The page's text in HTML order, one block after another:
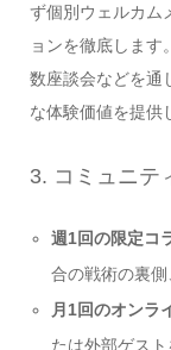
ず個別ウェルカム
ョンを徹底します
数座談会などを通
な体験価値を提供
3. コミュニテ
週1回の限定コ
合の戦術の裏側
月1回のオンラ
たは外部ゲスト